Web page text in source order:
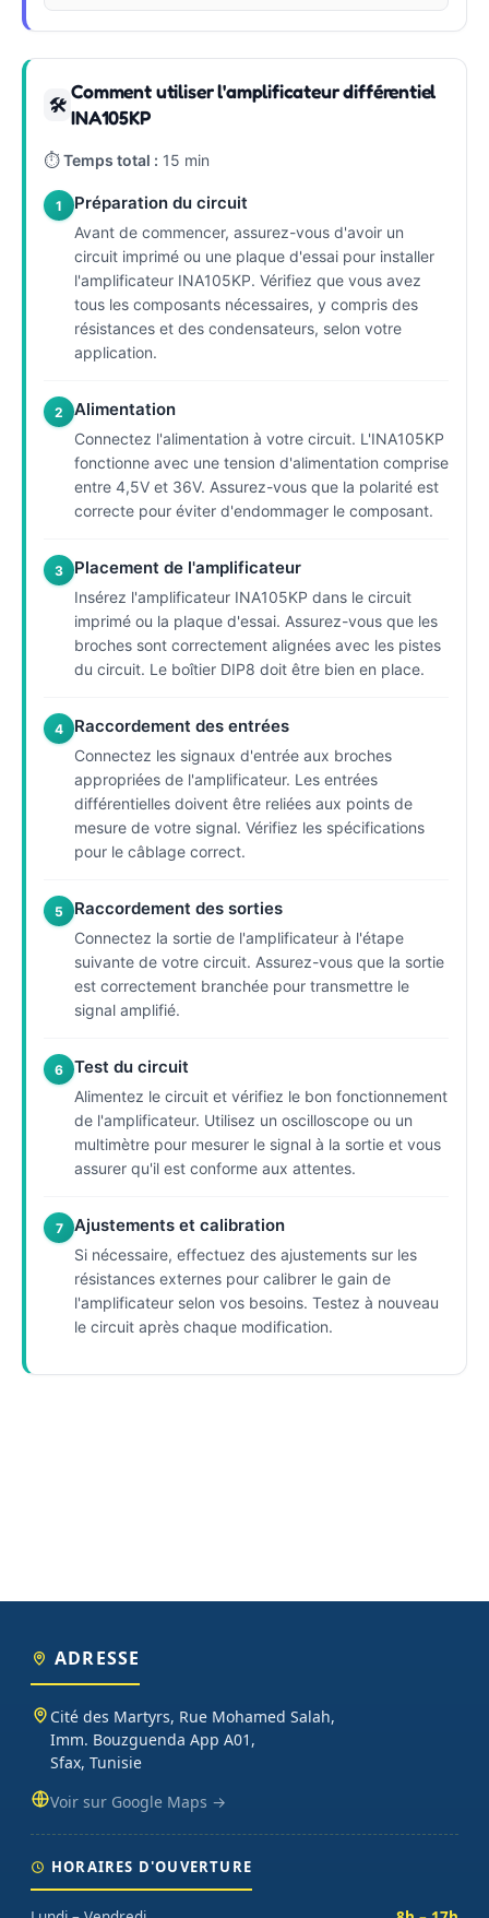
🛠
Comment utiliser l'amplificateur différentiel
INA105KP
⏱Temps total : 15 min
1 Préparation du circuit
Avant de commencer, assurez-vous d'avoir un
circuit imprimé ou une plaque d'essai pour installer
l'amplificateur INA105KP. Vérifiez que vous avez
tous les composants nécessaires, y compris des
résistances et des condensateurs, selon votre
application.
2 Alimentation
Connectez l'alimentation à votre circuit. L'INA105KP
fonctionne avec une tension d'alimentation comprise
entre 4,5V et 36V. Assurez-vous que la polarité est
correcte pour éviter d'endommager le composant.
3 Placement de l'amplificateur
Insérez l'amplificateur INA105KP dans le circuit
imprimé ou la plaque d'essai. Assurez-vous que les
broches sont correctement alignées avec les pistes
du circuit. Le boîtier DIP8 doit être bien en place.
4 Raccordement des entrées
Connectez les signaux d'entrée aux broches
appropriées de l'amplificateur. Les entrées
différentielles doivent être reliées aux points de
mesure de votre signal. Vérifiez les spécifications
pour le câblage correct.
5 Raccordement des sorties
Connectez la sortie de l'amplificateur à l'étape
suivante de votre circuit. Assurez-vous que la sortie
est correctement branchée pour transmettre le
signal amplifié.
6 Test du circuit
Alimentez le circuit et vérifiez le bon fonctionnement
de l'amplificateur. Utilisez un oscilloscope ou un
multimètre pour mesurer le signal à la sortie et vous
assurer qu'il est conforme aux attentes.
7 Ajustements et calibration
Si nécessaire, effectuez des ajustements sur les
résistances externes pour calibrer le gain de
l'amplificateur selon vos besoins. Testez à nouveau
le circuit après chaque modification.
ADRESSE
Cité des Martyrs, Rue Mohamed Salah,
Imm. Bouzguenda App A01,
Sfax, Tunisie
Voir sur Google Maps →
HORAIRES D'OUVERTURE